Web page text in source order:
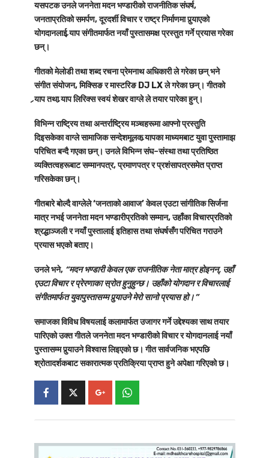
यसपटक उनले जननेता मदन भण्डारीको राजनीतिक संघर्ष,
जनताप्रतिको समर्पण, दूरदर्शी विचार र राष्ट्र निर्माणमा पुर्‍याएको
योगदानलाई र्‍याप संगीतमार्फत नयाँ पुस्तासमक्ष प्रस्तुत गर्ने प्रयास गरेका
छन्।
गीतकोमेलोडी तथा शब्द रचना प्रेमनाथ अधिकारीले गरेका छन् भने
संगीत संयोजन, मिक्सिङ र मास्टरिङ DJ LXले गरेका छन्। गीतको
र्‍याप तथा र्‍याप लिरिक्स स्वयं शेखर वाग्लेले तयार पारेका हुन्।
विभिन्न राष्ट्रिय तथा अन्तर्राष्ट्रिय मञ्चहरूमा आफ्नो प्रस्तुति
दिइसकेका वाग्ले सामाजिक सन्देशमूलक र्‍यापका माध्यमबाट युवा पुस्तामाझ
परिचित बन्दै गएका छन्। उनले विभिन्न संघ–संस्था तथा प्रतिष्ठित
व्यक्तित्वहरूबाट सम्मानपत्र, प्रमाणपत्र र प्रशंसापत्रसमेत प्राप्त
गरिसकेका छन्।
गीतबारे बोल्दै वाग्लेले‘जनताको आवाज’ केवल एउटा सांगीतिक सिर्जना
मात्र नभई जननेता मदन भण्डारीप्रतिको सम्मान, उहाँका विचारप्रतिको
श्रद्धाञ्जली र नयाँ पुस्तालाई इतिहास तथा संघर्षसँग परिचित गराउने
प्रयास भएकोबताए।
उनले भने, “मदन भण्डारी केवल एक राजनीतिक नेता मात्र होइनन्, उहाँ
एउटा विचार र प्रेरणाका स्रोत हुनुहुन्छ। उहाँको योगदान र विचारलाई
संगीतमार्फत युवापुस्तासम्म पुर्‍याउने मेरो सानो प्रयास हो।”
समाजका विविध विषयलाई कलामार्फत उजागर गर्ने उद्देश्यका साथ तयार
पारिएको उक्त गीतले जननेता मदन भण्डारीको विचार र योगदानलाई नयाँ
पुस्तासम्म पुर्‍याउने विश्वास लिइएको छ। गीत सार्वजनिक भएपछि
श्रोतादर्शकबाट सकारात्मक प्रतिक्रिया प्राप्त हुने अपेक्षा गरिएको छ।